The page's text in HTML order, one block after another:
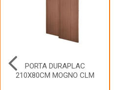
PORTA DURAPLAC
210X80CM MOGNO CLM